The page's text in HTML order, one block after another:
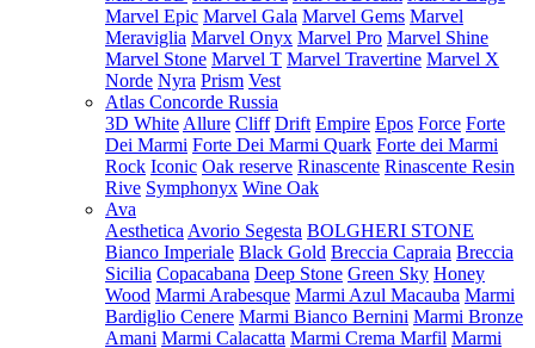
Marvel Epic Marvel Gala Marvel Gems Marvel
Meraviglia Marvel Onyx Marvel Pro Marvel Shine
Marvel Stone Marvel T Marvel Travertine Marvel X
Norde Nyra Prism Vest
Atlas Concorde Russia
3D White Allure Cliff Drift Empire Epos Force Forte
Dei Marmi Forte Dei Marmi Quark Forte dei Marmi
Rock Iconic Oak reserve Rinascente Rinascente Resin
Rive Symphonyx Wine Oak
Ava
Aesthetica Avorio Segesta BOLGHERI STONE
Bianco Imperiale Black Gold Breccia Capraia Breccia
Sicilia Copacabana Deep Stone Green Sky Honey
Wood Marmi Arabesque Marmi Azul Macauba Marmi
Bardiglio Cenere Marmi Bianco Bernini Marmi Bronze
Amani Marmi Calacatta Marmi Crema Marfil Marmi